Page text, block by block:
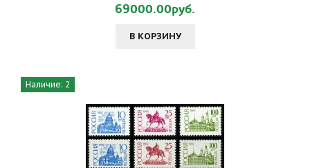
69000.00руб.
В КОРЗИНУ
Наличие: 2